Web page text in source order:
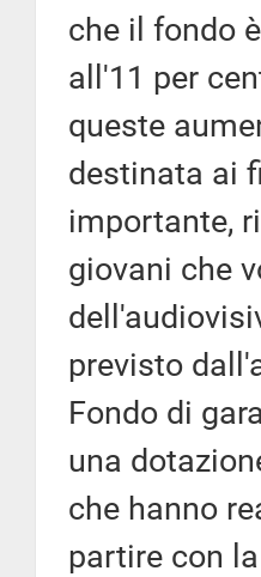
che il fondo
all'11 per
queste
destinata ai
importante,
giovani che
previsto
Fondo di
una
che hanno
partire con